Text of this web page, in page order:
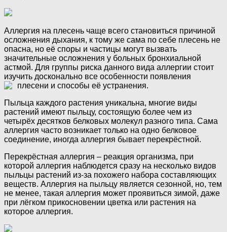
Аллергия на плесень чаще всего становиться причиной
осложнения дыхания, к тому же сама по себе плесень не
опасна, но её споры и частицы могут вызвать
значительные осложнения у больных бронхиальной
астмой. Для группы риска данного вида аллергии стоит
изучить досконально все особенности появления
плесени и способы её устранения.
Пыльца каждого растения уникальна, многие виды
растений имеют пыльцу, состоящую более чем из
четырёх десятков белковых молекул разного типа. Сама
аллергия часто возникает только на одно белковое
соединение, иногда аллергия бывает перекрёстной.
Перекрёстная аллергия – реакция организма, при
которой аллергия наблюдется сразу на несколько видов
пыльцы растений из-за похожего набора составляющих
веществ. Аллергия на пыльцу является сезонной, но, тем
не менее, такая аллергия может проявиться зимой, даже
при лёгком прикосновении цветка или растения на
которое аллергия.